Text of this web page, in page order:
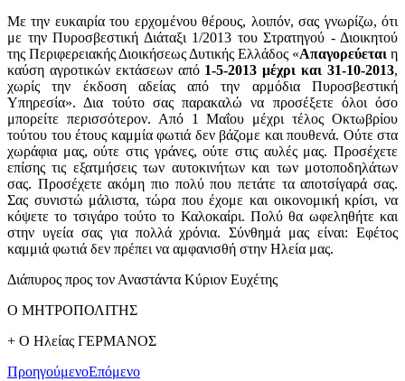
Με την ευκαιρία του ερχομένου θέρους, λοιπόν, σας γνωρίζω, ότι
με την Πυροσβεστική Διάταξι 1/2013 του Στρατηγού - Διοικητού
της Περιφερειακής Διοικήσεως Δυτικής Ελλάδος «Απαγορεύεται η
καύση αγροτικών εκτάσεων από 1-5-2013 μέχρι και 31-10-2013,
χωρίς την έκδοση αδείας από την αρμόδια Πυροσβεστική
Υπηρεσία». Δια τούτο σας παρακαλώ να προσέξετε όλοι όσο
μπορείτε περισσότερον. Από 1 Μαΐου μέχρι τέλος Οκτωβρίου
τούτου του έτους καμμία φωτιά δεν βάζομε και πουθενά. Ούτε στα
χωράφια μας, ούτε στις γράνες, ούτε στις αυλές μας. Προσέχετε
επίσης τις εξατμήσεις των αυτοκινήτων και των μοτοποδηλάτων
σας. Προσέχετε ακόμη πιο πολύ που πετάτε τα αποτσίγαρά σας.
Σας συνιστώ μάλιστα, τώρα που έχομε και οικονομική κρίσι, να
κόψετε το τσιγάρο τούτο το Καλοκαίρι. Πολύ θα ωφεληθήτε και
στην υγεία σας για πολλά χρόνια. Σύνθημά μας είναι: Εφέτος
καμμιά φωτιά δεν πρέπει να αμφανισθή στην Ηλεία μας.
Διάπυρος προς τον Αναστάντα Κύριον Ευχέτης
Ο ΜΗΤΡΟΠΟΛΙΤΗΣ
+ Ο Ηλείας ΓΕΡΜΑΝΟΣ
ΠροηγούμενοΕπόμενο